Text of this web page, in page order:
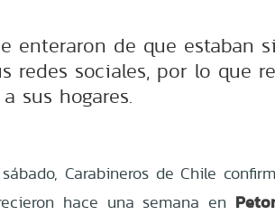
enteraron de que estaban
redes sociales, por lo que
a sus hogares.
Carabineros de Chile
hace una semana en